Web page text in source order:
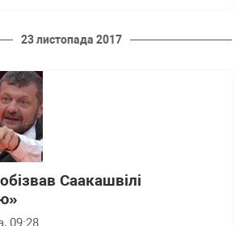
23 листопада 2017
Саакашвілі
09:28